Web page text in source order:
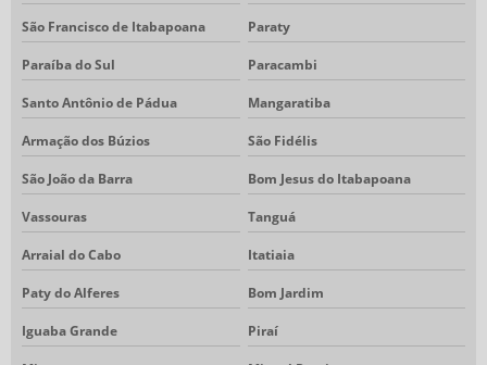
São Francisco de Itabapoana Paraty
Paraíba do Sul Paracambi
Santo Antônio de Pádua Mangaratiba
Armação dos Búzios São Fidélis
São João da Barra Bom Jesus do Itabapoana
Vassouras Tanguá
Arraial do Cabo Itatiaia
Paty do Alferes Bom Jardim
Iguaba Grande Piraí